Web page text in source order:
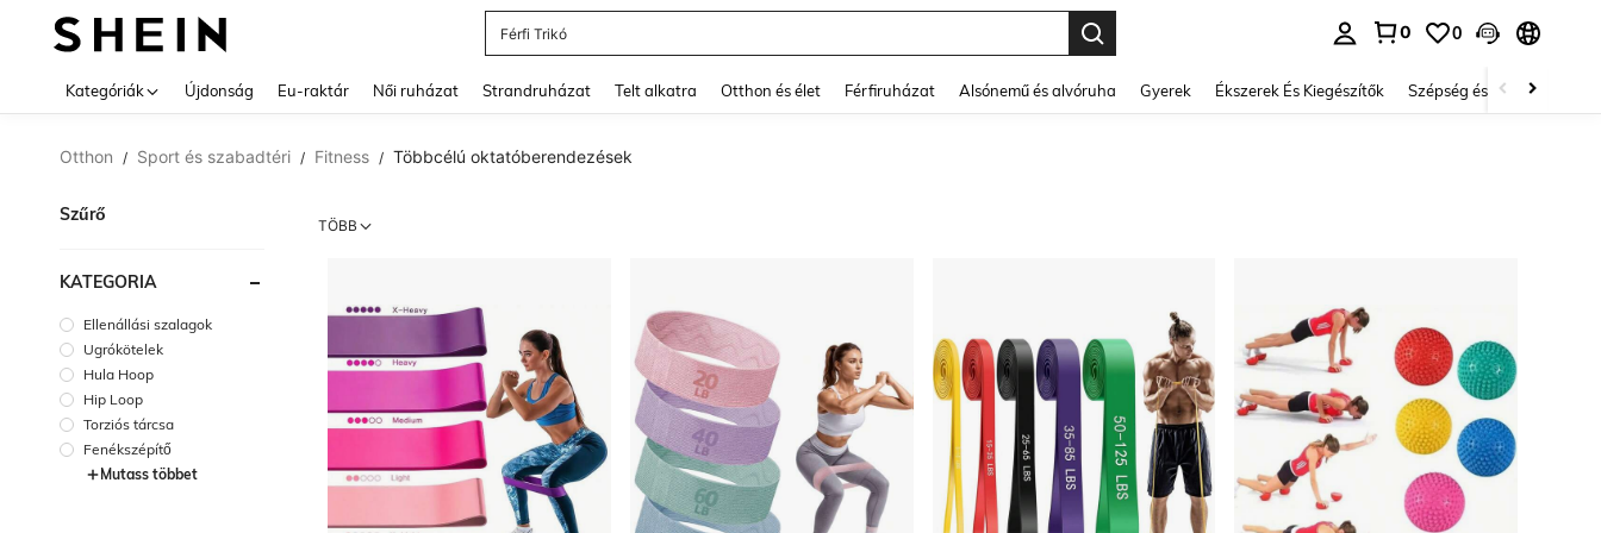
Férfi Trikó
0 0
Kategóriák Újdonság Eu-raktár Női ruházat Strandruházat Telt alkatra Otthon és élet Férfiruházat Alsónemű és alvóruha Gyerek Ékszerek És Kiegészítők Szépség és egészség
Otthon / Sport és szabadtéri / Fitness / Többcélú oktatóberendezések
Szűrő
KATEGÓRIA
Ellenállási szalagok
Ugrókötelek
Hula Hoop
Hip Loop
Torziós tárcsa
Fenékszépítő
Mutass többet
TÖBB